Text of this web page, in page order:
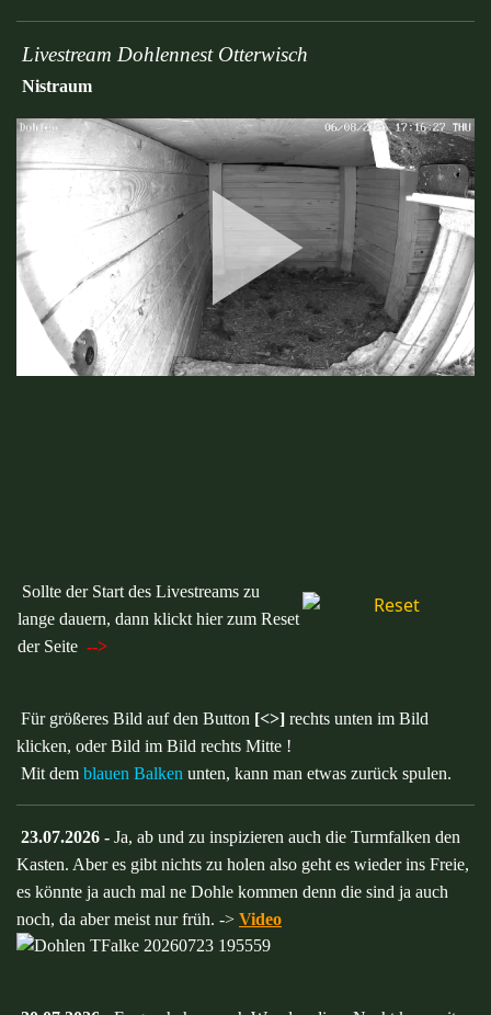
Livestream Dohlennest Otterwisch
Nistraum
Sollte der Start des Livestreams zu
lange dauern, dann klickt hier zum Reset
der Seite -->
Für größeres Bild auf den Button [<>] rechts unten im Bild
klicken, oder Bild im Bild rechts Mitte !
Mit dem blauen Balken unten, kann man etwas zurück spulen.
23.07.2026 - Ja, ab und zu inspizieren auch die Turmfalken den
Kasten. Aber es gibt nichts zu holen also geht es wieder ins Freie,
es könnte ja auch mal ne Dohle kommen denn die sind ja auch
noch, da aber meist nur früh. -> Video